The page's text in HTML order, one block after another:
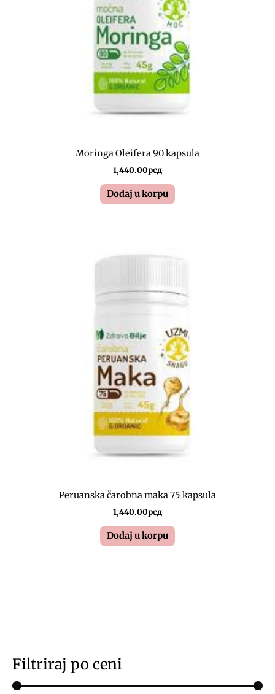
Filtriraj po ceni
Moringa Oleifera 90 kapsula
1,440.00рсд
Dodaj u korpu
Peruanska čarobna maka 75 kapsula
1,440.00рсд
Dodaj u korpu